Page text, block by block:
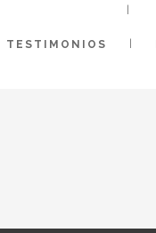
TESTIMONIOS